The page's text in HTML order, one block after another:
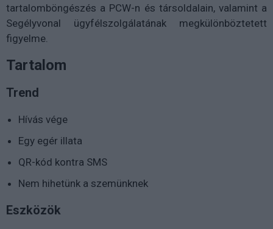
tartalomböngészés a PCW-n és társoldalain, valamint a
Segélyvonal ügyfélszolgálatának megkülönböztetett
figyelme.
Tartalom
Trend
Hívás vége
Egy egér illata
QR-kód kontra SMS
Nem hihetünk a szemünknek
Eszközök